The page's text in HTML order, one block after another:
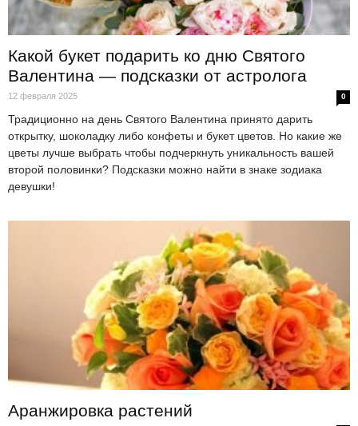
Какой букет подарить ко дню Святого
Валентина — подсказки от астролога
12 февраля 2025 0
Традиционно на день Святого Валентина принято дарить
открытку, шоколадку либо конфеты и букет цветов. Но какие же
цветы лучше выбрать чтобы подчеркнуть уникальность вашей
второй половинки? Подсказки можно найти в знаке зодиака
девушки!
Аранжировка растений